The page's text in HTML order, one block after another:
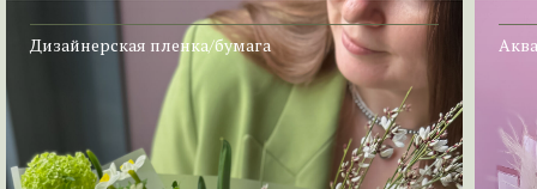
Дизайнерская пленка/бумага